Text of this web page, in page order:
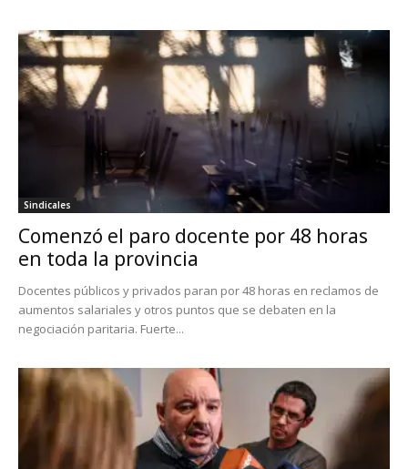
Sindicales
Comenzó el paro docente por 48 horas
en toda la provincia
Docentes públicos y privados paran por 48 horas en reclamos de
aumentos salariales y otros puntos que se debaten en la
negociación paritaria. Fuerte...